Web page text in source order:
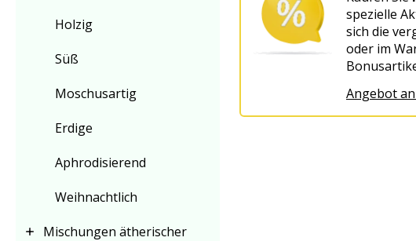
Holzig
Süß
Moschusartig
Erdige
Aphrodisierend
Weihnachtlich
Mischungen ätherischer
spezielle
sich die
oder im
Angebot